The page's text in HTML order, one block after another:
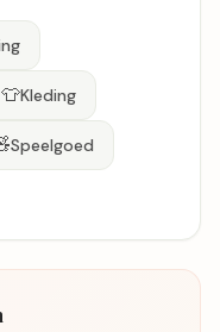
👕Kleding
Speelgoed